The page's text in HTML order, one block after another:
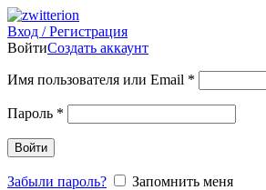
Вход / Регистрация
ВойтиСоздать аккаунт
Имя пользователя или Email *
Пароль *
Войти
Забыли пароль?
Запомнить меня